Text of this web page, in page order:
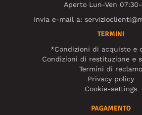
Aperto Lun-Ven 07:30-
Invia e-mail a:
TERMINI
*Condizioni di acquisto e
Condizioni di restituzione e
Termini di reclamo
Privacy policy
Cookie-settings
PAGAMENTO